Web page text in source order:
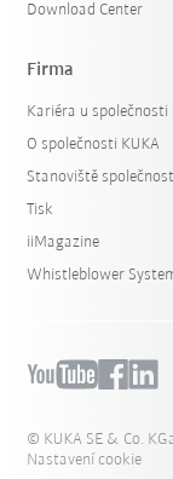
Download Center
Firma
Kariéra u společnosti
O společnosti KUKA
Stanoviště
Tisk
iiMagazine
Whistleblower
© KUKA SE & Co.
Nastavení cookie